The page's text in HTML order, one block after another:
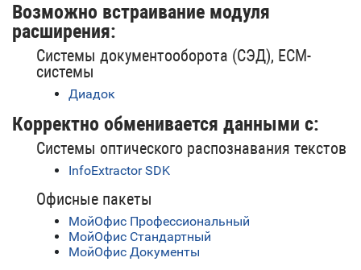
Возможно встраивание модуля
расширения:
Системы документооборота (СЭД), ECM-
системы
Диадок
Корректно обменивается данными с:
Системы оптического распознавания текстов
InfoExtractor SDK
Офисные пакеты
МойОфис Профессиональный
МойОфис Стандартный
МойОфис Документы